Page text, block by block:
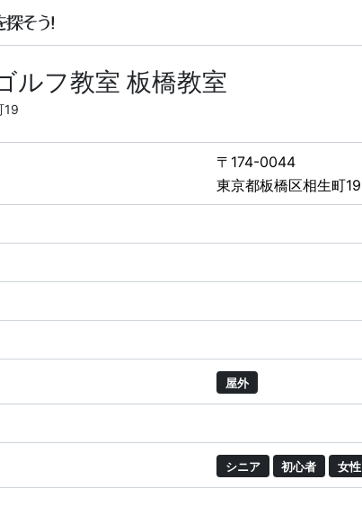
ルフ教室 板橋教室
19
〒174-0044
東京都板橋区相生町19
屋外
シニア 初心者 女性